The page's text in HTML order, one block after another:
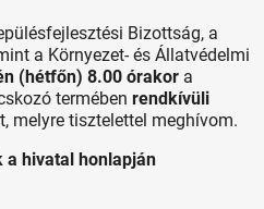
Bizottság, a
a Környezet- és Állatvédelmi
(hétfőn) 8.00 órakor a
termébenrendkívüli
melyre tisztelettel meghívom.
a hivatal honlapján